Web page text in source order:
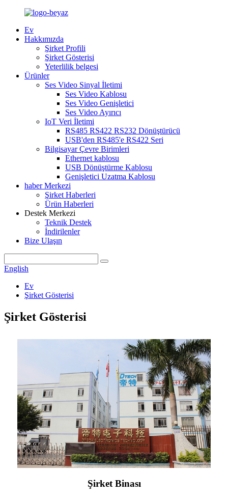
Ev
Hakkımızda
Şirket Profili
Şirket Gösterisi
Yeterlilik belgesi
Ürünler
Ses Video Sinyal İletimi
Ses Video Kablosu
Ses Video Genişletici
Ses Video Ayırıcı
IoT Veri İletimi
RS485 RS422 RS232 Dönüştürücü
USB'den RS485'e RS422 Seri
Bilgisayar Çevre Birimleri
Ethernet kablosu
USB Dönüştürme Kablosu
Genişletici Uzatma Kablosu
haber Merkezi
Şirket Haberleri
Ürün Haberleri
Destek Merkezi
Teknik Destek
İndirilenler
Bize Ulaşın
English
Ev
Şirket Gösterisi
Şirket Gösterisi
Şirket Binası